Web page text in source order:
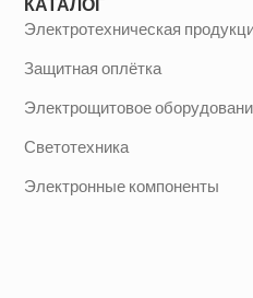
КАТАЛОГ
Электротехническая
Защитная оплётка
Электрощитовое
Светотехника
Электронные компоненты